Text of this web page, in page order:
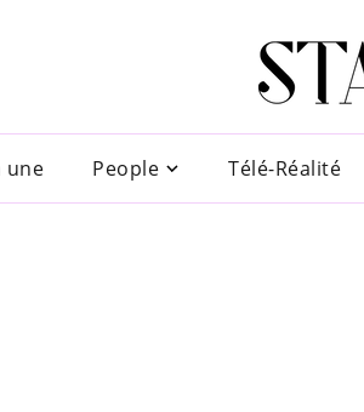
une People Télé-Réalité